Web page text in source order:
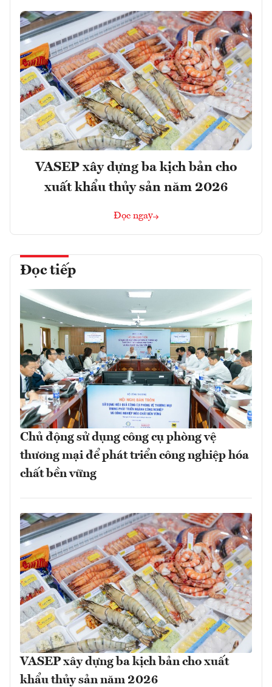
VASEP xây dựng ba kịch bản cho
xuất khẩu thủy sản năm 2026
Đọc ngay
Đọc tiếp
Chủ động sử dụng công cụ phòng vệ
thương mại để phát triển công nghiệp hóa
chất bền vững
VASEP xây dựng ba kịch bản cho xuất
khẩu thủy sản năm 2026